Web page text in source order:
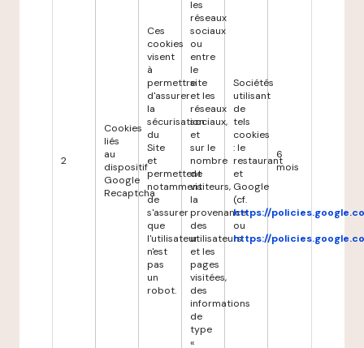
2
Cookies
liés
au
dispositif
Google
Recaptcha
Ces
cookies
visent
à
permettre
d'assurer
la
sécurisation
du
Site
et
permettent
notamment
de
s'assurer
que
l'utilisateur
n'est
pas
un
robot.
les
réseaux
sociaux
ou
entre
le
site
et les
réseaux
sociaux,
et
sur le
nombre
de
visiteurs,
la
provenance
des
utilisateurs
et les
pages
visitées,
des
informations
de
type
«
Sociétés
utilisant
de
tels
cookies
: le
restaurant
et
Google
(cf.
https://
ou
https://
6
mois